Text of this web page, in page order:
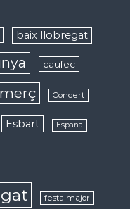
baix llobregat
caufec
Concert
Esbart España
festa major